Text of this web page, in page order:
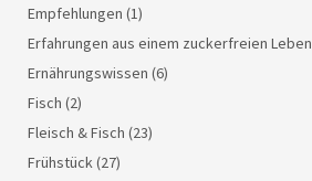
Empfehlungen (1)
Erfahrungen aus einem zuckerfreien Leben
Ernährungswissen (6)
Fisch (2)
Fleisch & Fisch (23)
Frühstück(27)